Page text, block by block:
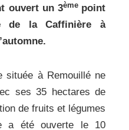
ouvert un 3ème point
de la Caffinière à
située à Remouillé ne
ses 35 hectares de
de fruits et légumes
a été ouverte le 10